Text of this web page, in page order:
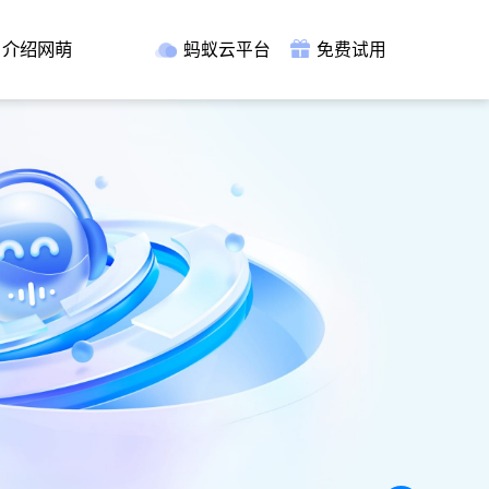
介绍网萌 蚂蚁云平台 免费试用